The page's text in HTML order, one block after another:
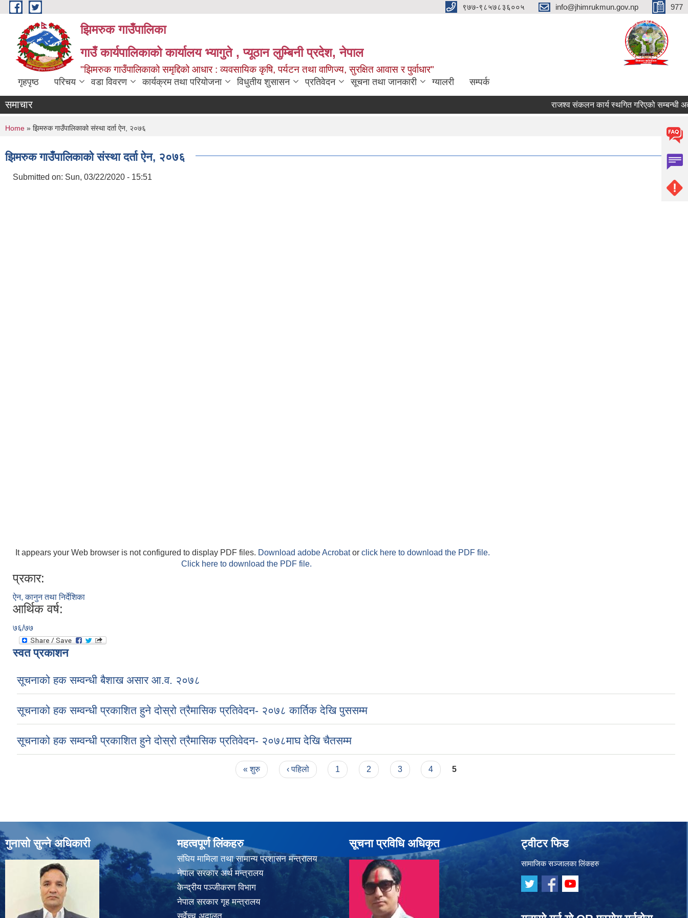
Skip to main content ९७७-९८५७८३६००५ info@jhimrukmun.gov.np 977
झिमरुक गाउँपालिका
गाउँ कार्यपालिकाको कार्यालय भ्यागुते , प्यूठान लुम्बिनी प्रदेश, नेपाल
"झिमरुक गाउँपालिकाको समृद्दिको आधार : व्यवसायिक कृषि, पर्यटन तथा वाणिज्य, सुरक्षित आवास र पुर्वाधार"
गृहपृष्ठ परिचय वडा विवरण कार्यक्रम तथा परियोजना विधुतीय शुसासन प्रतिवेदन सूचना तथा जानकारी ग्यालरी सम्पर्क
समाचार राजश्व संकलन कार्य स्थगित गरिएको सम्बन्धी
You are here
Home » झिमरुक गाउँपालिकाको संस्था दर्ता ऐन, २०७६
झिमरुक गाउँपालिकाको संस्था दर्ता ऐन, २०७६
Submitted on: Sun, 03/22/2020 - 15:51
It appears your Web browser is not configured to display PDF files. Download adobe Acrobator click here to download the PDF file.
Click here to download the PDF file.
प्रकार:
ऐन, कानुन तथा निर्देशिका
आर्थिक वर्ष:
७६/७७
स्वत प्रकाशन
सूचनाको हक सम्वन्धी बैशाख असार आ.व. २०७८
सूचनाको हक सम्वन्धी प्रकाशित हुने दोस्रो त्रैमासिक प्रतिवेदन- २०७८ कार्तिक देखि पुससम्म
सूचनाको हक सम्वन्धी प्रकाशित हुने दोस्रो त्रैमासिक प्रतिवेदन- २०७८माघ देखि चैतसम्म
« शुरु ‹ पहिलो 1 2 3 4 5
गुनासो सुन्ने अधिकारी महत्वपूर्ण लिंकहरु
संघिय मामिला तथा सामान्य प्रशासन मन्त्रालय
नेपाल सरकार अर्थ मन्त्रालय
केन्द्रीय पञ्जीकरण विभाग
नेपाल सरकार गृह मन्त्रालय
सूचना प्रविधि अधिकृत ट्वीटर फिड
सामाजिक सञ्जालका लिंकहरु